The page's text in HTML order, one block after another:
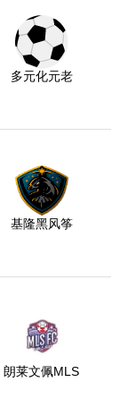
多元化元老
基隆黑风筝
朗莱文佩MLS